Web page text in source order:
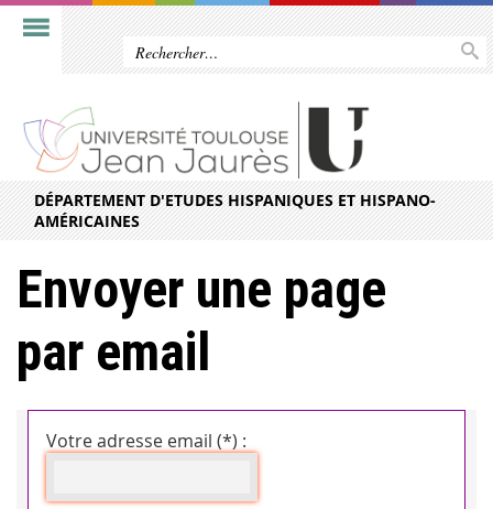
DÉPARTEMENT D'ETUDES HISPANIQUES ET HISPANO-
AMÉRICAINES
Envoyer une page
par email
Votre adresse email (*) :